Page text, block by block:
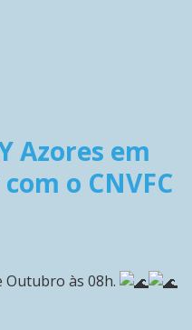
Azores em
o CNVFC
Outubro às 08h.